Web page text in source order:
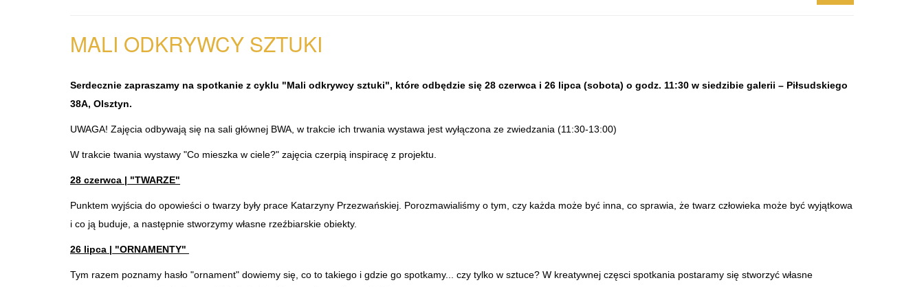
MALI ODKRYWCY SZTUKI
Serdecznie zapraszamy na spotkanie z cyklu "Mali odkrywcy sztuki", które odbędzie się 28 czerwca i 26 lipca (sobota) o godz. 11:30 w siedzibie galerii – Piłsudskiego
38A, Olsztyn.
UWAGA! Zajęcia odbywają się na sali głównej BWA, w trakcie ich trwania wystawa jest wyłączona ze zwiedzania (11:30-13:00)
W trakcie twania wystawy "Co mieszka w ciele?" zajęcia czerpią inspiracę z projektu.
28 czerwca | "TWARZE"
Punktem wyjścia do opowieści o twarzy były prace Katarzyny Przezwańskiej. Porozmawialiśmy o tym, czy każda może być inna, co sprawia, że twarz człowieka może być wyjątkowa
i co ją buduje, a następnie stworzymy własne rzeźbiarskie obiekty.
26 lipca | "ORNAMENTY"
Tym razem poznamy hasło "ornament" dowiemy się, co to takiego i gdzie go spotkamy... czy tylko w sztuce? W kreatywnej częsci spotkania postaramy się stworzyć własne